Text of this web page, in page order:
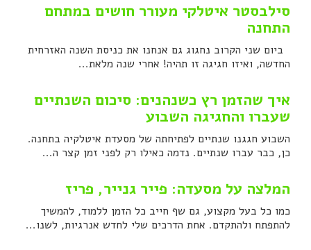
סילבסטר איטלקי מעורר חושים במתחם
התחנה
ביום שני הקרוב נחגוג גם אנחנו את כניסת השנה האזרחית
החדשה, ואיזו חגיגה זו תהיה! אחרי שנה מלאת...
איך שהזמן רץ כשנהנים: סיכום השנתיים
שעברו והחגיגה השבוע
השבוע חגגנו שנתיים לפתיחתה של מסעדת איטלקיה בתחנה.
כן, כבר עברו שנתיים. נדמה כאילו רק לפני זמן קצר ה...
המלצה על מסעדה: פייר גנייר, פריז
כמו כל בעל מקצוע, גם שף חייב כל הזמן ללמוד, להמשיך
להתפתח ולהתקדם. אחת הדרכים שלי לחדש אנרגיות, לשנו...